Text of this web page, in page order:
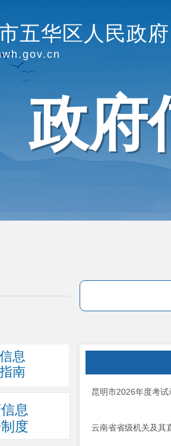
五华区人民政府
政府
息
南
息
度
昆明市2026年度考
云南省省级机关及其